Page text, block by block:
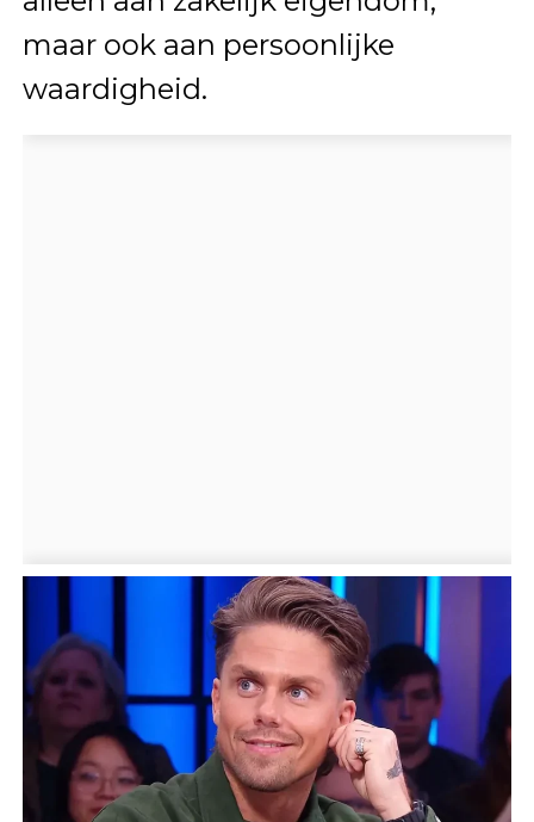
maar ook aan persoonlijke
waardigheid.